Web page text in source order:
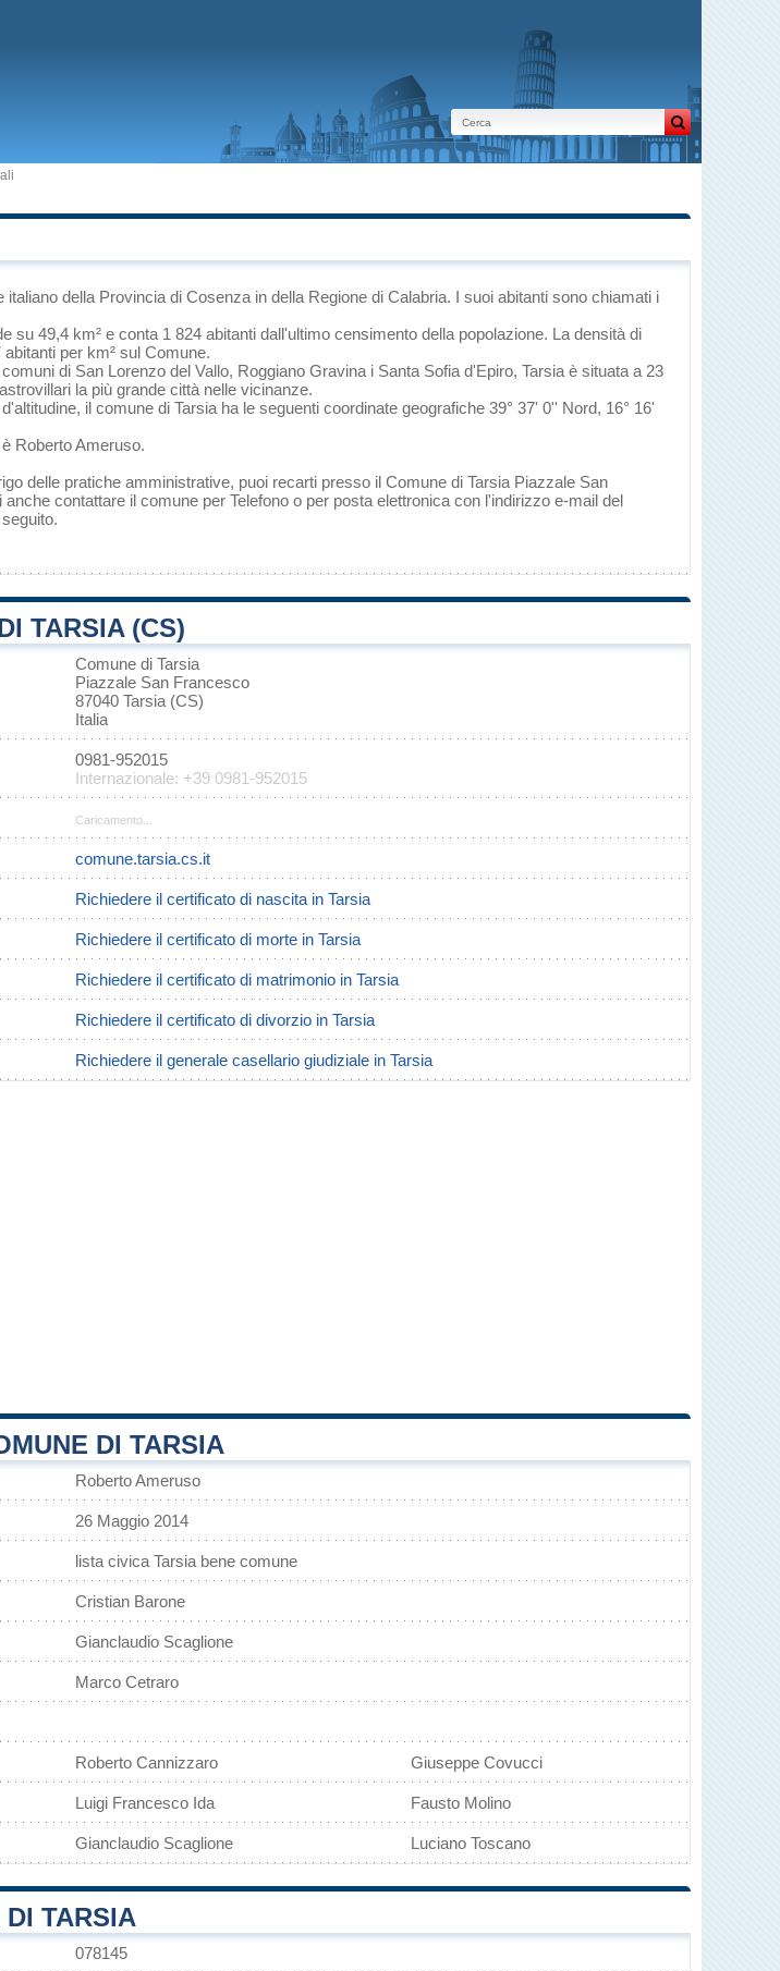
italiano della Provincia di Cosenza in della Regione di Calabria. I suoi abitanti sono chiamati i
su 49,4 km² e conta 1 824 abitanti dall'ultimo censimento della popolazione. La densità di
per km² sul Comune.
di San Lorenzo del Vallo, Roggiano Gravina i Santa Sofia d'Epiro, Tarsia è situata a 23
la più grande città nelle vicinanze.
il comune di Tarsia ha le seguenti coordinate geografiche 39° 37' 0'' Nord, 16° 16'
Roberto Ameruso.
delle pratiche amministrative, puoi recarti presso il Comune di Tarsia Piazzale San
contattare il comune per Telefono o per posta elettronica con l'indirizzo e-mail del
TARSIA (CS)
Comune di Tarsia
Piazzale San Francesco
87040 Tarsia (CS)
Italia
0981-952015
Internazionale: +39 0981-952015
Caricamento...
comune.tarsia.cs.it
Richiedere il certificato di nascita in Tarsia
Richiedere il certificato di morte in Tarsia
Richiedere il certificato di matrimonio in Tarsia
Richiedere il certificato di divorzio in Tarsia
Richiedere il generale casellario giudiziale in Tarsia
DI TARSIA
Roberto Ameruso
26 Maggio 2014
lista civica Tarsia bene comune
Cristian Barone
Gianclaudio Scaglione
Marco Cetraro
Roberto Cannizzaro Giuseppe Covucci
Luigi Francesco Ida Fausto Molino
Gianclaudio Scaglione Luciano Toscano
DI TARSIA
078145